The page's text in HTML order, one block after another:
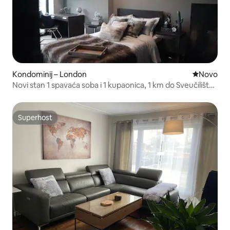
Kondominij – London Novi
Novo
Novi stan 1 spavaća soba i 1 kupaonica, 1 km do Sveučilišta
Superhost
Superhost